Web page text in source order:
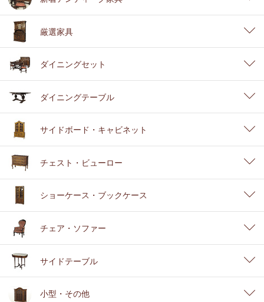
厳選家具
ダイニングセット
ダイニングテーブル
サイドボード・キャビネット
チェスト・ビューロー
ショーケース・ブックケース
チェア・ソファー
サイドテーブル
小型・その他